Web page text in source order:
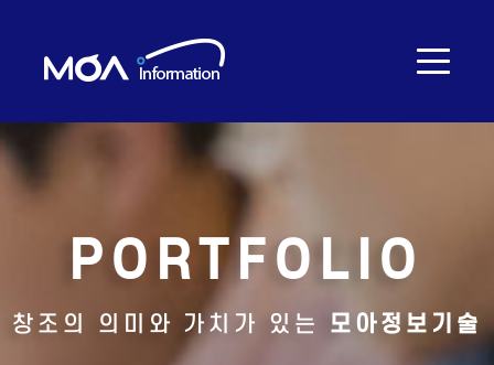
PORTFOLIO
창조의 의미와 가치가 있는 모아정보기술
COMPANY
SERVICE